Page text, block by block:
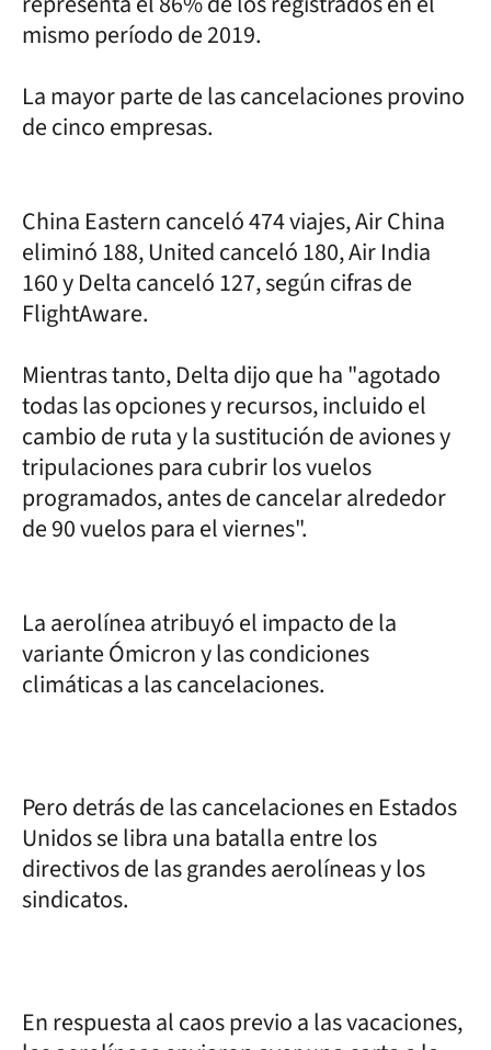
mismo período de 2019.
La mayor parte de las cancelaciones provino
de cinco empresas.
China Eastern canceló 474 viajes, Air China
eliminó 188, United canceló 180, Air India
160 y Delta canceló 127, según cifras de
FlightAware.
Mientras tanto, Delta dijo que ha "agotado
todas las opciones y recursos, incluido el
cambio de ruta y la sustitución de aviones y
tripulaciones para cubrir los vuelos
programados, antes de cancelar alrededor
de 90 vuelos para el viernes".
La aerolínea atribuyó el impacto de la
variante Ómicron y las condiciones
climáticas a las cancelaciones.
Pero detrás de las cancelaciones en Estados
Unidos se libra una batalla entre los
directivos de las grandes aerolíneas y los
sindicatos.
En respuesta al caos previo a las vacaciones,